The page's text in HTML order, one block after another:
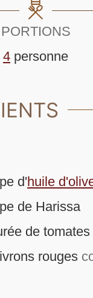
n
s
PORTIONS
4 personne
d'huile
de Harissa
de tomates
rouges